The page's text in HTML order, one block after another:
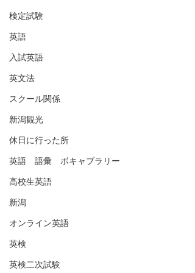
検定試験
英語
入試英語
英文法
スクール関係
新潟観光
休日に行った所
英語 語彙 ボキャブラリー
高校生英語
新潟
オンライン英語
英検
英検二次試験